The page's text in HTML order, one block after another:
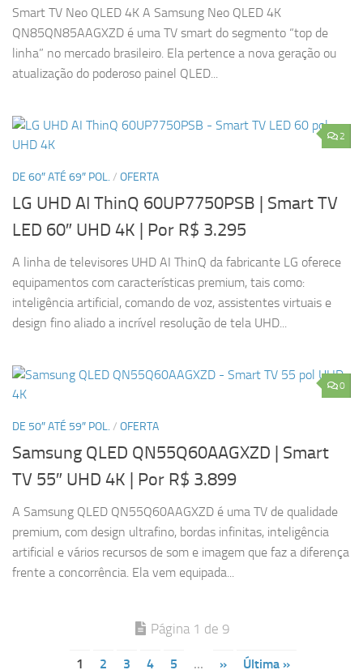
Smart TV Neo QLED 4K A Samsung Neo QLED 4K
QN85QN85AAGXZD é uma TV smart do segmento “top de
linha” no mercado brasileiro. Ela pertence a nova geração ou
atualização do poderoso painel QLED...
2
DE 60″ ATÉ 69″ POL. / OFERTA
LG UHD AI ThinQ 60UP7750PSB | Smart TV
LED 60″ UHD 4K | Por R$ 3.295
A linha de televisores UHD AI ThinQ da fabricante LG oferece
equipamentos com características premium, tais como:
inteligência artificial, comando de voz, assistentes virtuais e
design fino aliado a incrível resolução de tela UHD...
0
DE 50″ ATÉ 59″ POL. / OFERTA
Samsung QLED QN55Q60AAGXZD | Smart
TV 55″ UHD 4K
| Por R$ 3.899
A Samsung QLED QN55Q60AAGXZD é uma TV de qualidade
premium, com design ultrafino, bordas infinitas, inteligência
artificial e vários recursos de som e imagem que faz a diferença
frente a concorrência. Ela vem equipada...
Página 1 de 9
1 2 3 4 5 ... » Última »